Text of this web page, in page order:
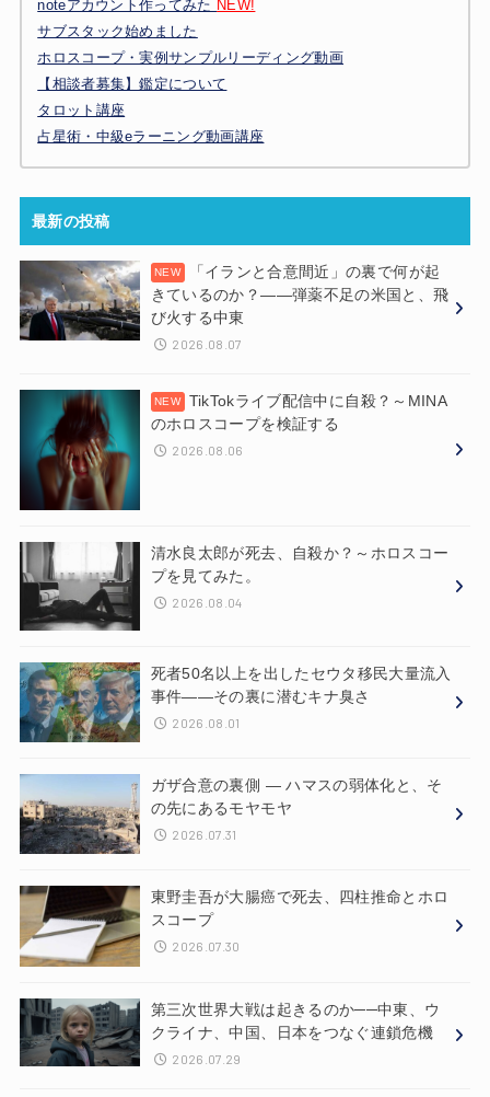
noteアカウント作ってみた NEW!
サブスタック始めました
ホロスコープ・実例サンプルリーディング動画
【相談者募集】鑑定について
タロット講座
占星術・中級eラーニング動画講座
最新の投稿
「イランと合意間近」の裏で何が起
きているのか？——弾薬不足の米国と、飛
び火する中東
2026.08.07
TikTokライブ配信中に自殺？～MINA
のホロスコープを検証する
2026.08.06
清水良太郎が死去、自殺か？～ホロスコー
プを見てみた。
2026.08.04
死者50名以上を出したセウタ移民大量流入
事件——その裏に潜むキナ臭さ
2026.08.01
ガザ合意の裏側 ― ハマスの弱体化と、そ
の先にあるモヤモヤ
2026.07.31
東野圭吾が大腸癌で死去、四柱推命とホロ
スコープ
2026.07.30
第三次世界大戦は起きるのか──中東、ウ
クライナ、中国、日本をつなぐ連鎖危機
2026.07.29